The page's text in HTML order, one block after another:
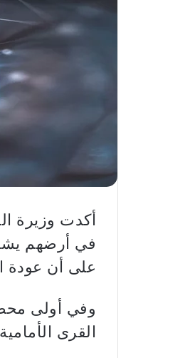
أكدت وزيرة
في أرضهم
على أن عودة
وفي أولى
القرى